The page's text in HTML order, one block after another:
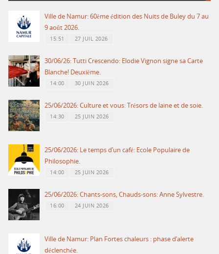
Ville de Namur: 60ème édition des Nuits de Buley du 7 au
9 août 2026.
15:51 27 JUIL 2026
30/06/26: Tutti Crescendo: Elodie Vignon signe sa Carte
Blanche! Deuxième.
14:00 30 JUIN 2026
25/06/2026: Culture et vous: Trésors de laine et de soie.
14:30 25 JUIN 2026
25/06/2026: Le temps d’un café: Ecole Populaire de
Philosophie.
14:00 25 JUIN 2026
25/06/2026: Chants-sons, Chauds-sons: Anne Sylvestre.
16:00 24 JUIN 2026
Ville de Namur: Plan Fortes chaleurs : phase d’alerte
déclenchée.